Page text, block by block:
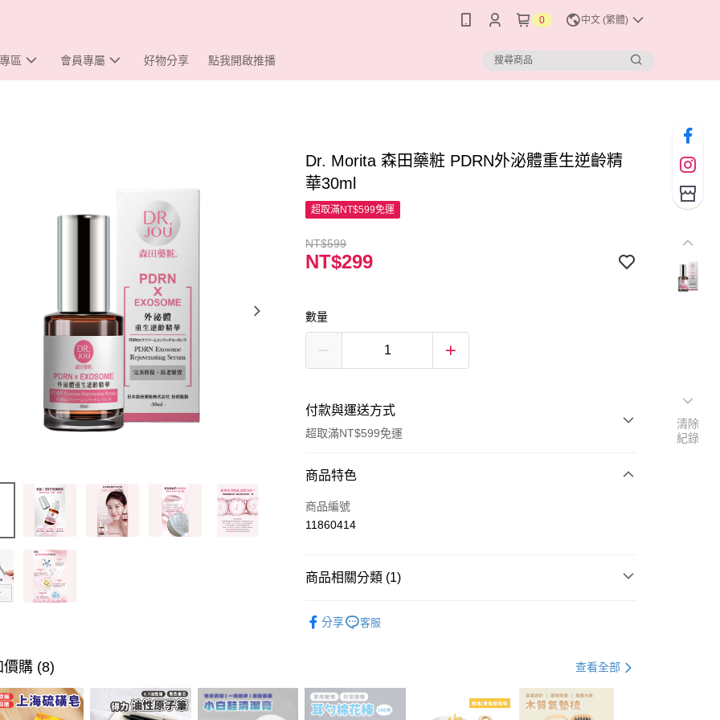
0 中文 (繁體)
區 會員專屬 好物分享 點我開啟推播
Dr. Morita 森田藥粧 PDRN外泌體重生逆齡精
華30ml
超取滿NT$599免運
NT$599
NT$299
數量
付款與運送方式
超取滿NT$599免運
付款方式
信用卡一次付款
街口支付
商品特色
商品編號
11860414
商品相關分類 (1)
分享
客服
價購 (8) 查看全部
清除
紀錄